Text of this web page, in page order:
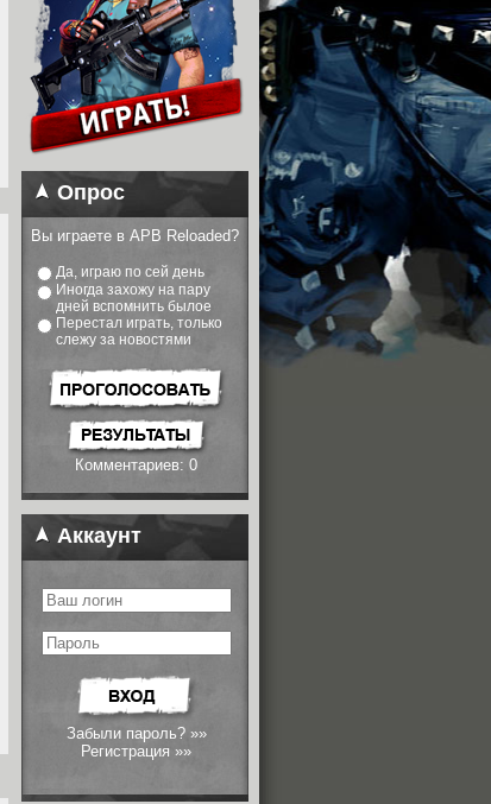
Опрос
Вы играете в APB Reloaded?
Да, играю по сей день
Иногда захожу на пару
дней вспомнить былое
Перестал играть, только
слежу за новостями
Комментариев: 0
Аккаунт
Забыли пароль? »»
Регистрация »»